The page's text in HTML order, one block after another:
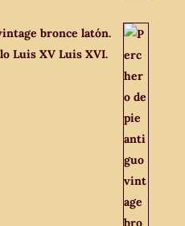
bronce latón.
Luis XV Luis XVI.